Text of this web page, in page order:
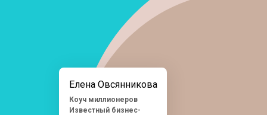
Елена Овсянникова
Коуч миллионеров
Известный бизнес-